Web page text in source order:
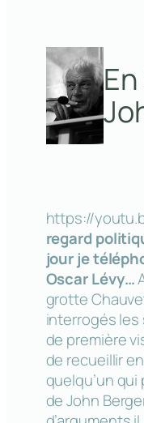
https://
regard
jour je
Oscar Lévy…
grotte
interrogés
de première
de recueillir
quelqu’un qui
de John